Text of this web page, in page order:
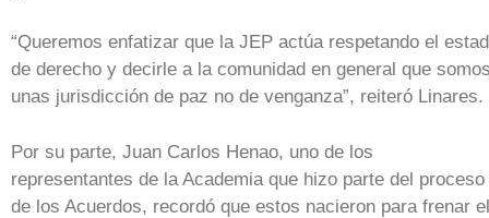
“Queremos enfatizar que la JEP actúa respetando el
de derecho y decirle a la comunidad en general que
unas jurisdicción de paz no de venganza”, reiteró Linares.
Por su parte, Juan Carlos Henao, uno de los
representantes de la Academia que hizo parte del proceso
de los Acuerdos, recordó que estos nacieron para frenar el